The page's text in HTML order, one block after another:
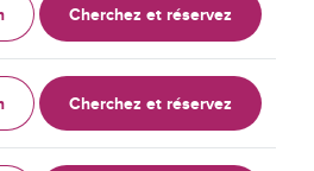
Cherchez et réservez
Cherchez et réservez